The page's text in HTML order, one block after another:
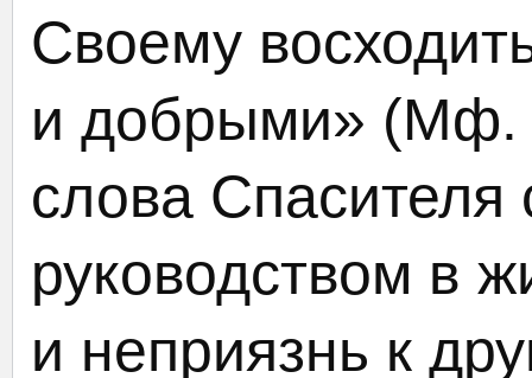
Своему
и добрыми» (Мф.
слова Спасителя
руководством в
и неприязнь к